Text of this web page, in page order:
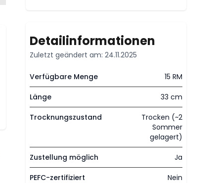
Detailinformationen
Zuletzt geändert am: 24.11.2025
Verfügbare Menge 15 RM
Länge 33 cm
Trocknungszustand
Trocken (~2
Sommer
gelagert)
Zustellung möglich Ja
PEFC-zertifiziert Nein